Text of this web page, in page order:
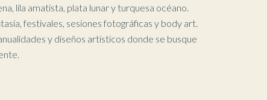
lila amatista, plata lunar y turquesa océano.
festivales, sesiones fotográficas y body art.
y diseños artísticos donde se busque